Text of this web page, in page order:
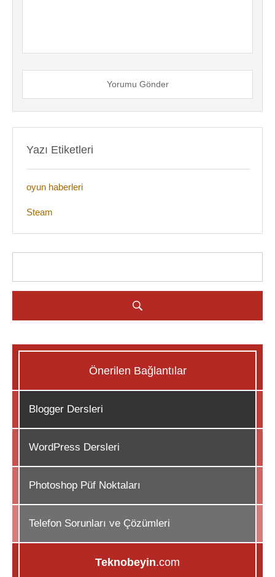
Yorumu Gönder
Yazı Etiketleri
oyun haberleri
Steam
Önerilen Bağlantılar
Blogger Dersleri
WordPress Dersleri
Photoshop Püf Noktaları
Telefon Sorunları ve Çözümleri
Teknobeyin.com